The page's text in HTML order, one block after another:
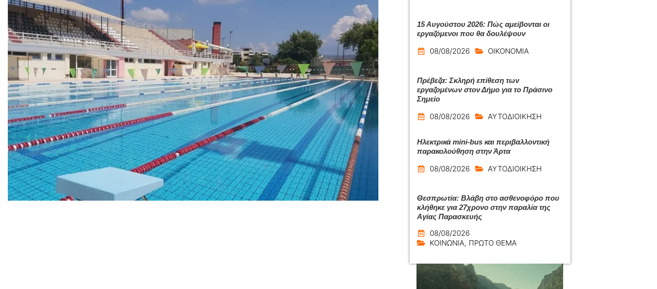
15 Αυγούστου 2026: Πώς αμείβονται οι
εργαζόμενοι που θα δουλέψουν
08/08/2026 ΟΙΚΟΝΟΜΙΑ
Πρέβεζα: Σκληρή επίθεση των
εργαζομένων στον Δήμο για το Πράσινο
Σημείο
08/08/2026 ΑΥΤΟΔΙΟΙΚΗΣΗ
Ηλεκτρικά mini-bus και περιβαλλοντική
παρακολούθηση στην Άρτα
08/08/2026 ΑΥΤΟΔΙΟΙΚΗΣΗ
Θεσπρωτία: Βλάβη στο ασθενοφόρο που
κλήθηκε για 27χρονο στην παραλία της
Αγίας Παρασκευής
08/08/2026
ΚΟΙΝΩΝΙΑ, ΠΡΩΤΟ ΘΕΜΑ